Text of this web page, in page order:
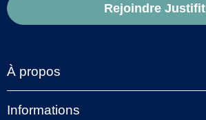
Rejoindre Justifit
À propos
Informations